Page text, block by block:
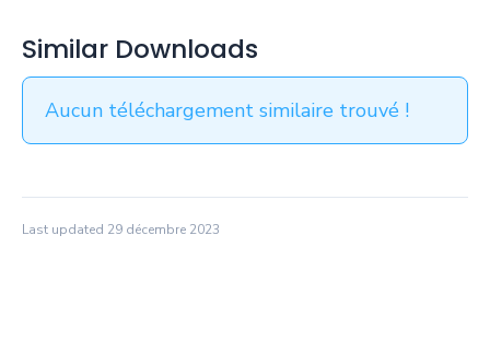
Similar Downloads
Aucun téléchargement similaire trouvé !
Last updated 29 décembre 2023